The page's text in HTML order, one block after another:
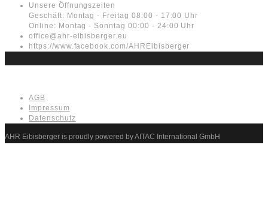
Unsere Öffnungszeiten
Geschäft: Montag - Freitag 08:00 - 17:00 Uhr
Online: Montag - Sonntag 00:00 - 24:00 Uhr
office@ahr-eibisberger.eu
https://www.facebook.com/AHREibisberger
AGB
Impressum
Datenschutz
AHR Eibisberger is proudly powered by AITAC International GmbH